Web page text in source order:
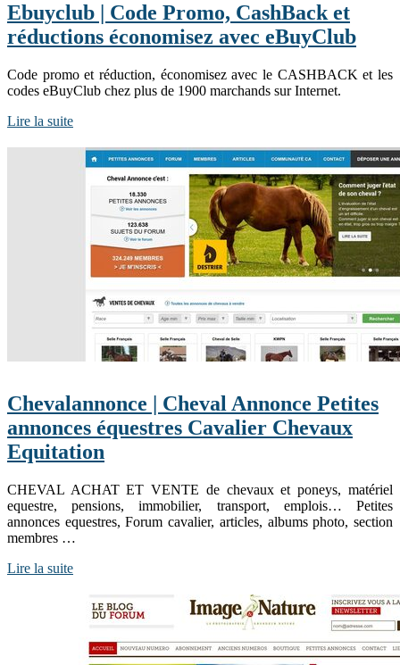
Ebuyclub | Code Promo, CashBack et
réductions économisez avec eBuyClub
Code promo et réduction, économisez avec le CASHBACK et les
codes eBuyClub chez plus de 1900 marchands sur Internet.
Lire la suite
Cheva­lan­non­ce | Cheval Annonce Petites
annonces équestres Cavalier Chevaux
Equitation
CHEVAL ACHAT ET VENTE de chevaux et poneys, matériel
equestre, pensions, immobilier, transport, emplois… Petites
annonces equestres, Forum cavalier, articles, albums photo, section
membres …
Lire la suite